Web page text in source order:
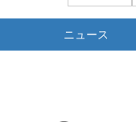
ニュース